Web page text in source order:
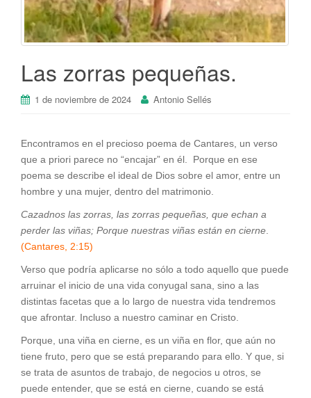
Las zorras pequeñas.
1 de noviembre de 2024 Antonio Sellés
Encontramos en el precioso poema de Cantares, un verso
que a priori parece no “encajar” en él. Porque en ese
poema se describe el ideal de Dios sobre el amor, entre un
hombre y una mujer, dentro del matrimonio.
Cazadnos las zorras, las zorras pequeñas, que echan a
perder las viñas; Porque nuestras viñas están en cierne.
(Cantares, 2:15)
Verso que podría aplicarse no sólo a todo aquello que puede
arruinar el inicio de una vida conyugal sana, sino a las
distintas facetas que a lo largo de nuestra vida tendremos
que afrontar. Incluso a nuestro caminar en Cristo.
Porque, una viña en cierne, es un viña en flor, que aún no
tiene fruto, pero que se está preparando para ello. Y que, si
se trata de asuntos de trabajo, de negocios u otros, se
puede entender, que se está en cierne, cuando se está